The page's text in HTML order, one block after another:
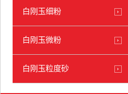
白刚玉细粉
白刚玉微粉
白刚玉粒度砂